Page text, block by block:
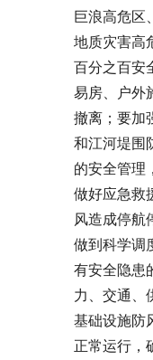
巨浪高危区
地质灾害高
百分之百安
易房、户外
撤离；要加
和江河堤围
的安全管理
做好应急救
风造成停航
做到科学调
有安全隐患
力、交通、
基础设施防
正常运行，